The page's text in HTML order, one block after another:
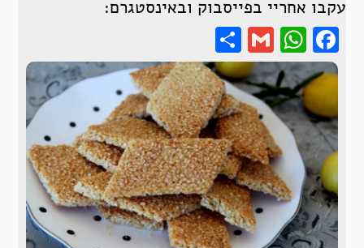
עקבו אחריי בפייסבוק ובאינסטגרם:
Facebook
WhatsApp
Gmail